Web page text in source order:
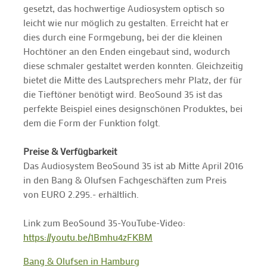
gesetzt, das hochwertige Audiosystem optisch so
leicht wie nur möglich zu gestalten. Erreicht hat er
dies durch eine Formgebung, bei der die kleinen
Hochtöner an den Enden eingebaut sind, wodurch
diese schmaler gestaltet werden konnten. Gleichzeitig
bietet die Mitte des Lautsprechers mehr Platz, der für
die Tieftöner benötigt wird. BeoSound 35 ist das
perfekte Beispiel eines designschönen Produktes, bei
dem die Form der Funktion folgt.
Preise & Verfügbarkeit
Das Audiosystem BeoSound 35 ist ab Mitte April 2016
in den Bang & Olufsen Fachgeschäften zum Preis
von EURO 2.295.- erhältlich.
Link zum BeoSound 35-YouTube-Video:
https://youtu.be/1Bmhu4zFKBM
Bang & Olufsen in Hamburg